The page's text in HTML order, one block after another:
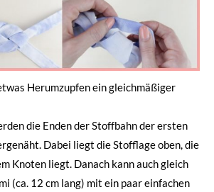
Herumzupfen ein gleichmäßiger
die Enden der Stoffbahn der ersten
Dabei liegt die Stofflage oben, die
Knoten liegt. Danach kann auch gleich
(ca. 12 cm lang) mit ein paar einfachen